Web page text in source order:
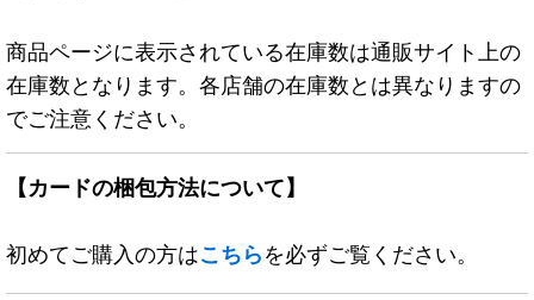
商品ページに表示されている在庫数は通販サイト上の
在庫数となります。各店舗の在庫数とは異なりますの
でご注意ください。
【カードの梱包方法について】
初めてご購入の方はこちらを必ずご覧ください。